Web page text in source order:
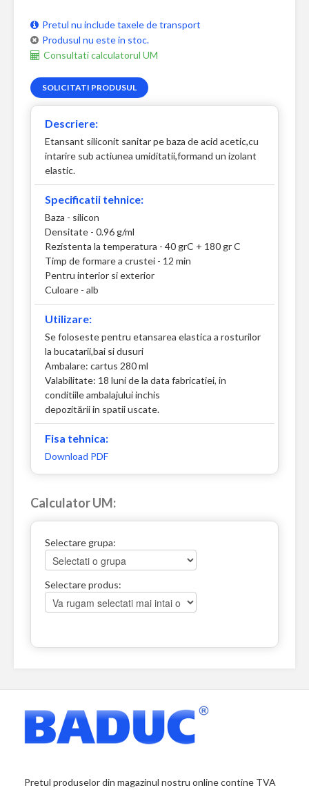
Pretul nu include taxele de transport
Produsul nu este in stoc.
Consultati calculatorul UM
SOLICITATI PRODUSUL
Descriere:
Etansant siliconit sanitar pe baza de acid acetic,cu
intarire sub actiunea umiditatii,formand un izolant
elastic.
Specificatii tehnice:
Baza - silicon
Densitate - 0.96 g/ml
Rezistenta la temperatura - 40 grC + 180 gr C
Timp de formare a crustei - 12 min
Pentru interior si exterior
Culoare - alb
Utilizare:
Se foloseste pentru etansarea elastica a rosturilor
la bucatarii,bai si dusuri
Ambalare: cartus 280 ml
Valabilitate: 18 luni de la data fabricatiei, in
conditiile ambalajului inchis
depozitării in spatii uscate.
Fisa tehnica:
Download PDF
Calculator UM:
Selectare grupa:
Selectare produs:
Pretul produselor din magazinul nostru online contine TVA